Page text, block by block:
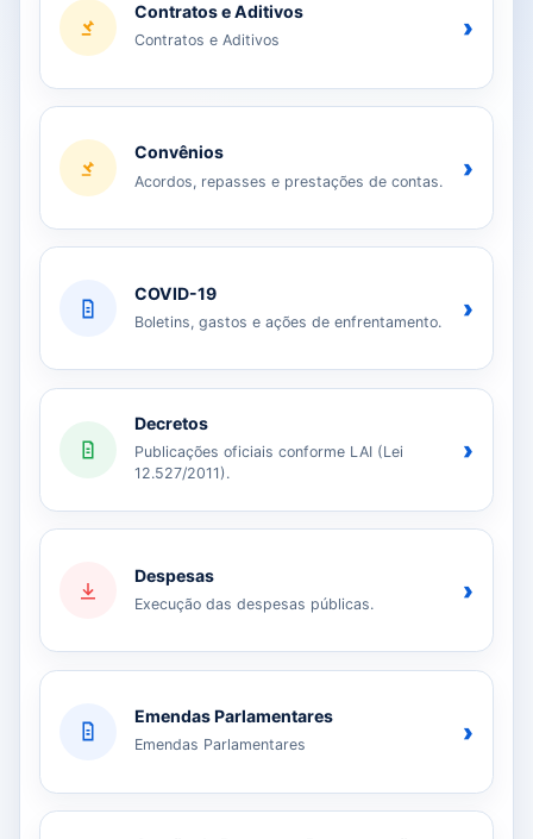
Contratos e Aditivos
Contratos e Aditivos ›
Convênios
Acordos, repasses e prestações de contas. ›
COVID-19
Boletins, gastos e ações de enfrentamento. ›
Decretos
Publicações oficiais conforme LAI (Lei
12.527/2011).
›
Despesas
Execução das despesas públicas. ›
Emendas Parlamentares
Emendas Parlamentares ›